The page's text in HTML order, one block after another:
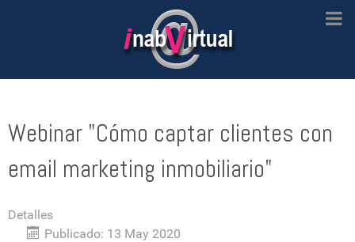
Webinar "Cómo captar clientes con
email marketing inmobiliario"
Detalles
Publicado: 13 May 2020